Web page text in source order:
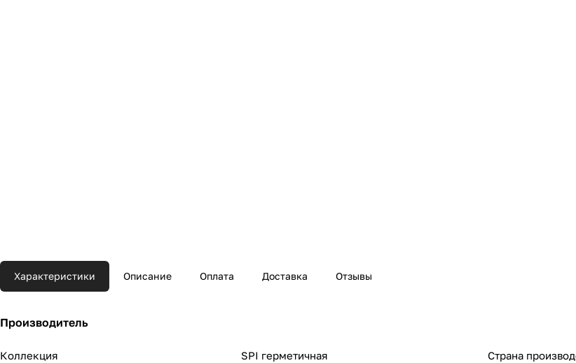
Характеристики Описание Оплата Доставка Отзывы
Производитель
Коллекция SPI герметичная Страна